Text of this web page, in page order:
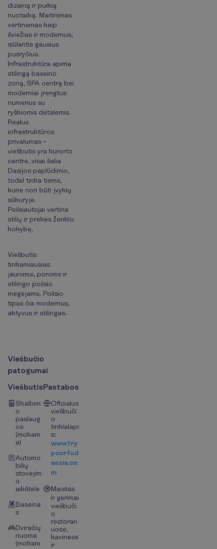
dizainą ir puikią
nuotaiką. Maitinimas
vertinamas kaip
šviežias ir modernus,
siūlantis gausius
pusryčius.
Infrastruktūra apima
stilingą baseino
zoną, SPA centrą bei
moderniai įrengtus
numerius su
ryškiomis detalėmis.
Realus
infrastruktūros
privalumas –
viešbutis yra kurorto
centre, visai šalia
Dasijos paplūdimio,
todėl tinka tiems,
kurie nori būti įvykių
sūkuryje.
Poilsiautojai vertina
stilių ir prekės ženklo
kokybę.
Viešbutis
tinkamiausias
jaunimui, poroms ir
stilingo poilsio
mėgėjams. Poilsio
tipas čia modernus,
aktyvus ir stilingas.
Viešbučio
patogumai
Viešbutis
Skalbim
o
paslaug
os
(mokam
a)
Automo
bilių
stovėjim
o
aikštelė
Baseina
s
Dviračių
nuoma
(mokam
Pastabos
Oficialus
viešbuči
o
tinklalapi
s:
www.try
pcorfud
assia.co
m
Maistas
ir gėrimai
viešbuči
o
restoran
uose,
kavinėse
ir